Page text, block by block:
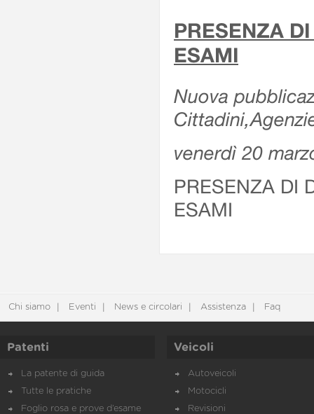
PRESENZA
ESAMI
Nuova
venerdì 20
PRESENZA DI
ESAMI
Chi siamo Eventi News e circolari Assistenza Faq
Patenti
La patente di guida
Tutte le pratiche
Foglio rosa e prove d’esame
Veicoli
Autoveicoli
Motocicli
Revisioni